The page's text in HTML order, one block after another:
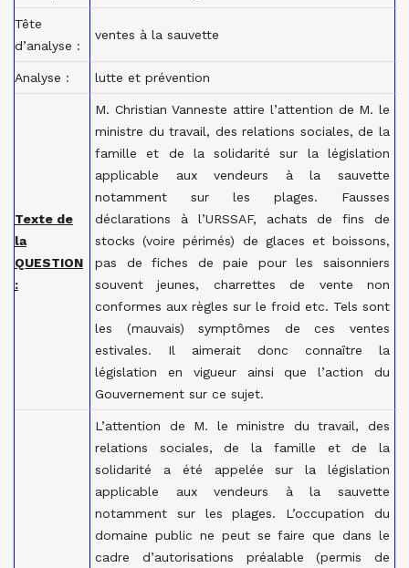
Tête
d’analyse :
ventes à la sauvette
Analyse : lutte et prévention
Texte de
la
QUESTION
:
M. Christian Vanneste attire l’attention de M. le
ministre du travail, des relations sociales, de la
famille et de la solidarité sur la législation
applicable aux vendeurs à la sauvette
notamment sur les plages. Fausses
déclarations à l’URSSAF, achats de fins de
stocks (voire périmés) de glaces et boissons,
pas de fiches de paie pour les saisonniers
souvent jeunes, charrettes de vente non
conformes aux règles sur le froid etc. Tels sont
les (mauvais) symptômes de ces ventes
estivales. Il aimerait donc connaître la
législation en vigueur ainsi que l’action du
Gouvernement sur ce sujet.
L’attention de M. le ministre du travail, des
relations sociales, de la famille et de la
solidarité a été appelée sur la législation
applicable aux vendeurs à la sauvette
notamment sur les plages. L’occupation du
domaine public ne peut se faire que dans le
cadre d’autorisations préalable (permis de